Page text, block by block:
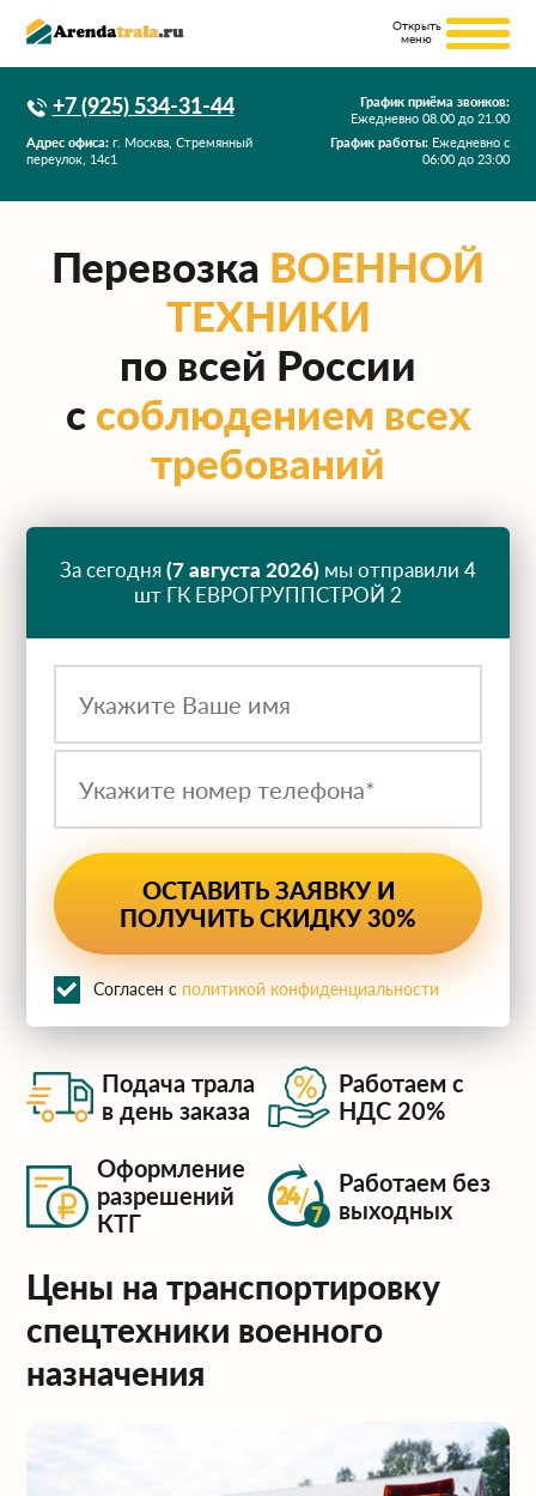
+7 (925) 534-31-44
Адрес офиса: г. Москва, Стремянный
переулок, 14с1
График приёма звонков:
Ежедневно 08.00 до 21.00
График работы: Ежедневно с
06:00 до 23:00
Перевозка ВОЕННОЙ
ТЕХНИКИ
по всей России
с соблюдением всех
требований
Подача трала
в день заказа
Работаем с
НДС 20%
Оформление
разрешений
КТГ
Работаем без
выходных
За сегодня(7 августа 2026) мы отправили 4
шт ГК ЕВРОГРУППСТРОЙ 2
Согласен с политикой конфиденциальности
Цены на транспортировку
спецтехники военного
назначения